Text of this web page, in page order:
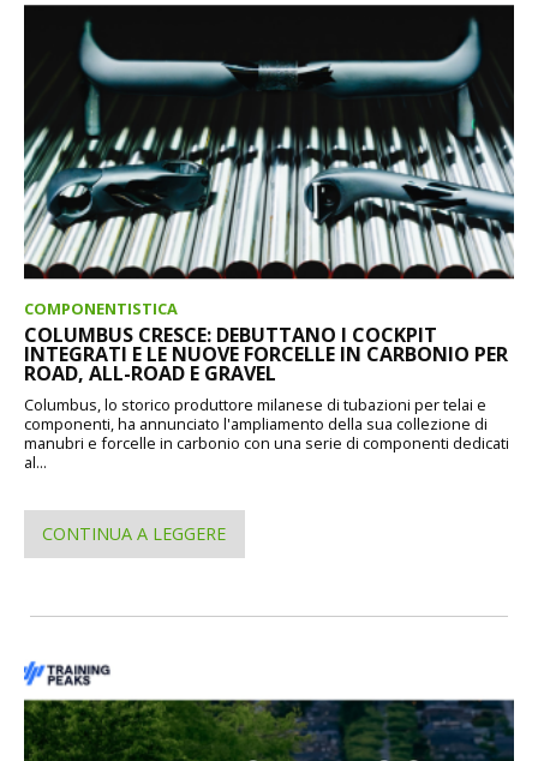
COMPONENTISTICA
COLUMBUS CRESCE: DEBUTTANO I COCKPIT
INTEGRATI E LE NUOVE FORCELLE IN CARBONIO PER
ROAD, ALL-ROAD E GRAVEL
Columbus, lo storico produttore milanese di tubazioni per telai e
componenti, ha annunciato l'ampliamento della sua collezione di
manubri e forcelle in carbonio con una serie di componenti dedicati
al...
CONTINUA A LEGGERE